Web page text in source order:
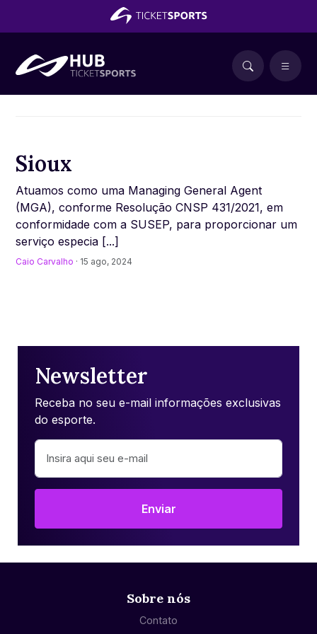
Sioux
Atuamos como uma Managing General Agent
(MGA), conforme Resolução CNSP 431/2021, em
conformidade com a SUSEP, para proporcionar um
serviço especia [...]
Caio Carvalho · 15 ago, 2024
Newsletter
Receba no seu e-mail informações exclusivas
do esporte.
Enviar
Sobre nós
Contato